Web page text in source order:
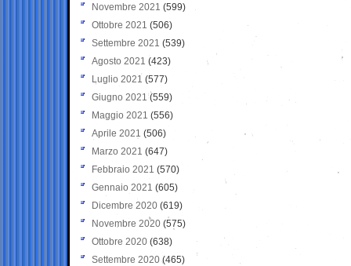
Novembre 2021 (599)
Ottobre 2021 (506)
Settembre 2021 (539)
Agosto 2021 (423)
Luglio 2021 (577)
Giugno 2021(559)
Maggio 2021 (556)
Aprile 2021 (506)
Marzo 2021 (647)
Febbraio 2021 (570)
Gennaio 2021 (605)
Dicembre 2020 (619)
Novembre 2020 (575)
Ottobre 2020 (638)
Settembre 2020(465)